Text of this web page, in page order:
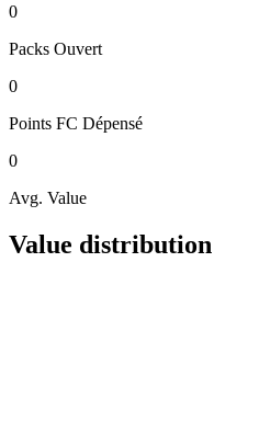
0
Packs Ouvert
0
Points FC Dépensé
0
Avg. Value
Value distribution